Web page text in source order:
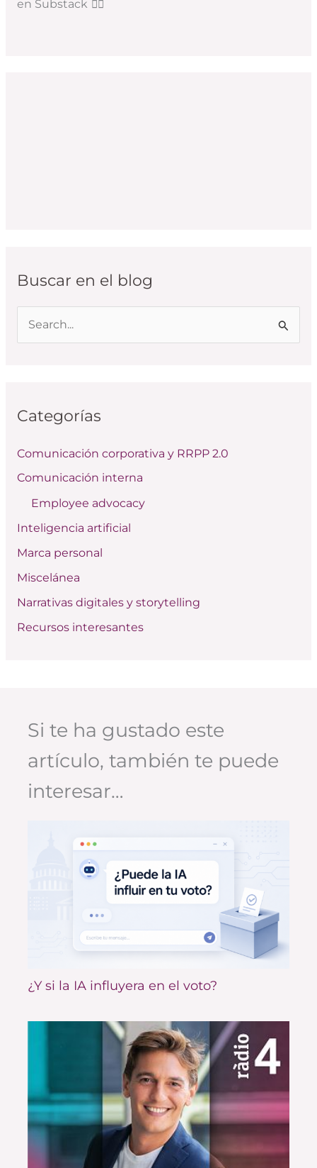
en Substack 👇🏻
Buscar en el blog
a
p
o
:
Categorías
Comunicación corporativa y RRPP 2.0
Comunicación interna
Employee advocacy
Inteligencia artificial
Marca personal
Miscelánea
Narrativas digitales y storytelling
Recursos interesantes
Si te ha gustado este
artículo, también te puede
interesar…
¿Y si la IA influyera en el voto?